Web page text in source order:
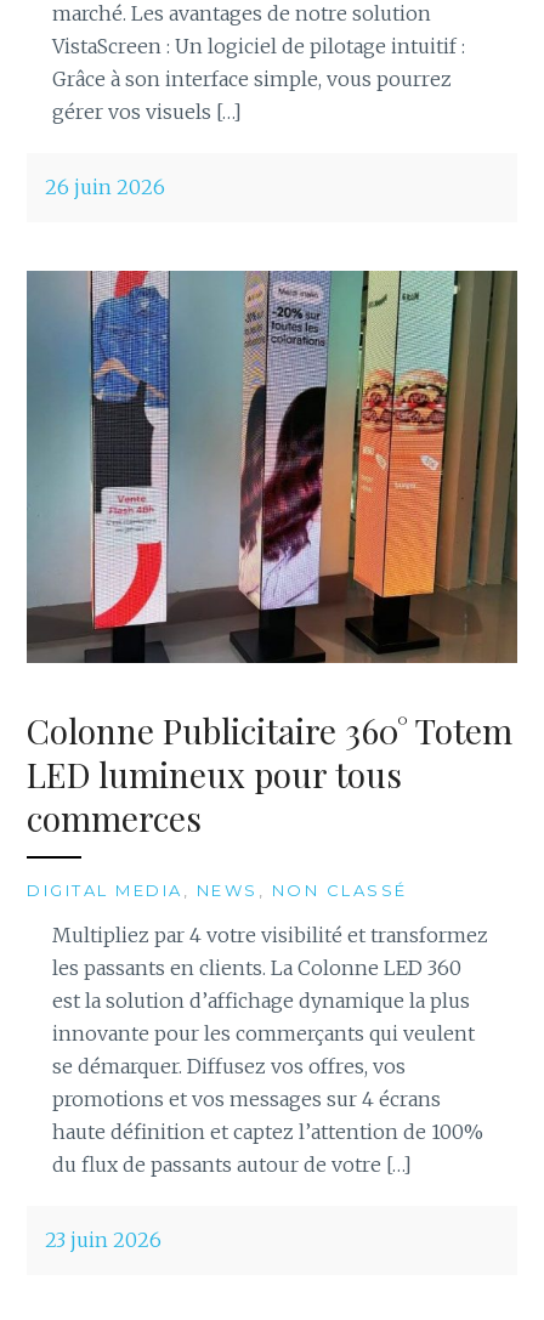
marché. Les avantages de notre solution
VistaScreen : Un logiciel de pilotage intuitif :
Grâce à son interface simple, vous pourrez
gérer vos visuels […]
26 juin 2026
Colonne Publicitaire 360° Totem
LED lumineux​ pour tous
commerces
DIGITAL MEDIA NEWS NON CLASSÉ
Multipliez par 4 votre visibilité et transformez
les passants en clients. La Colonne LED 360
est la solution d’affichage dynamique la plus
innovante pour les commerçants qui veulent
se démarquer. Diffusez vos offres, vos
promotions et vos messages sur 4 écrans
haute définition et captez l’attention de 100%
du flux de passants autour de votre […]
23 juin 2026